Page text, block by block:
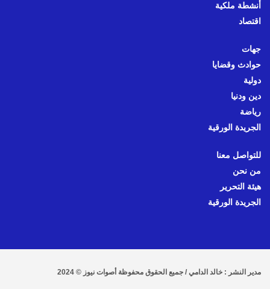
أنشطة ملكية
اقتصاد
جهات
حوادث وقضايا
دولية
دين ودنيا
رياضة
الجريدة الورقية
للتواصل معنا
من نحن
هيئة التحرير
الجريدة الورقية
مدير النشر : خالد الدامي / جميع الحقوق محفوظة أصوات نيوز © 2024